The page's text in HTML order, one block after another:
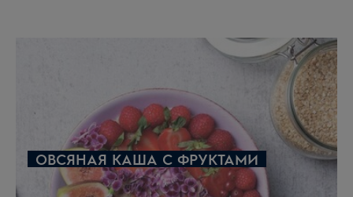
ОВСЯНАЯ КАША С ФРУКТАМИ